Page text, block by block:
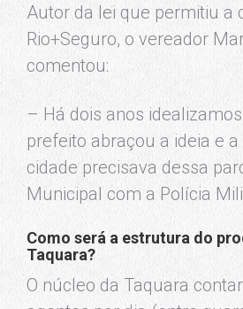
Autor da lei que permitiu a
Rio+Seguro, o vereador
comentou:
– Há dois anos
prefeito abraçou a ideia e
cidade precisava dessa
Municipal com a Polícia
Como será a estrutura do
Taquara?
O núcleo da Taquara